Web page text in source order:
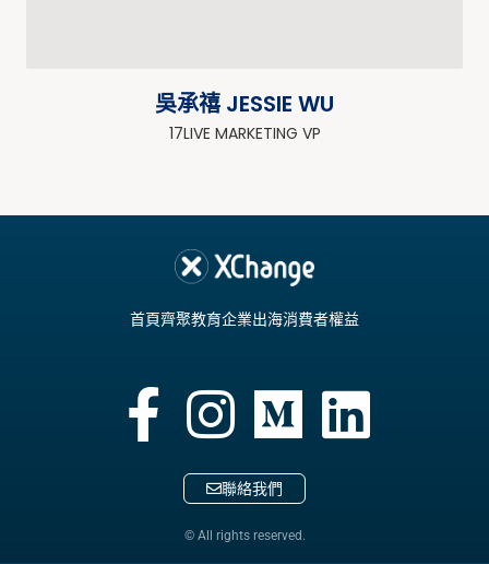
吳承禧 JESSIE WU
17LIVE MARKETING VP
首頁齊聚教育企業出海消費者權益
聯絡我們
© All rights reserved.